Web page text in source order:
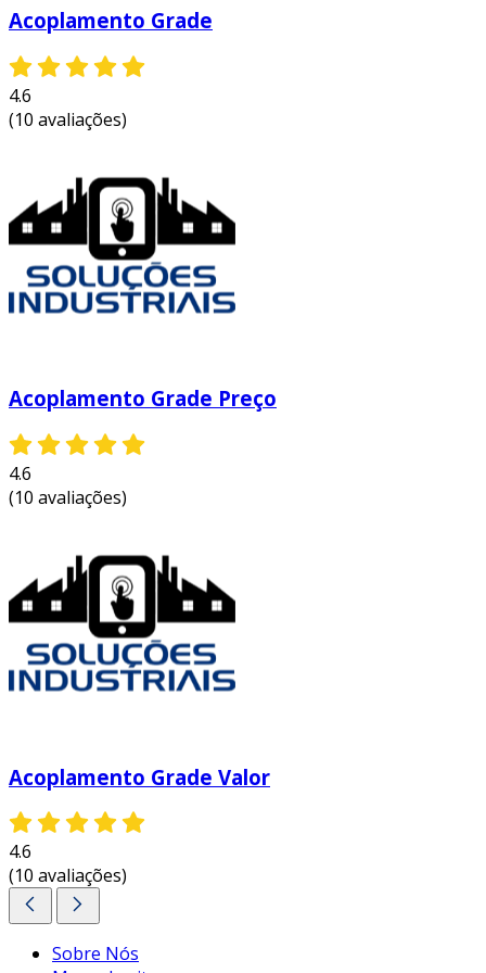
temperatura, aumentando a
confiabilidade operacional.
com materiais de alta qualidade, que
essas características fazem dos acoplamentos
brevini uma solução ideal para quem busca
qualidade, eficiência e confiabilidade em
sistemas de transmissão. para levar seu
projeto ao próximo nível,entre em contato e
Acoplamento Grade
4.6
(10 avaliações)
Acoplamento Grade Preço
4.6
(10 avaliações)
Acoplamento Grade Valor
4.6
(10 avaliações)
Sobre Nós